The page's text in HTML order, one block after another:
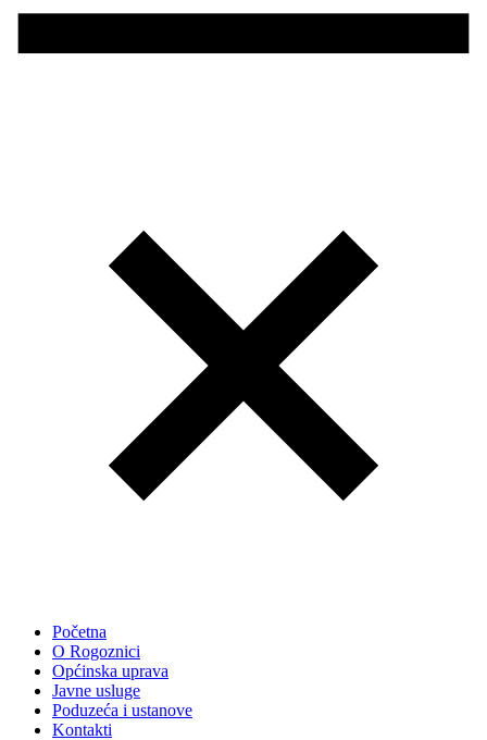
Početna
O Rogoznici
Općinska uprava
Javne usluge
Poduzeća i ustanove
Kontakti